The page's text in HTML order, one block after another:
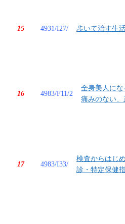
15 4931/I27/ 歩いて治す生
16 4983/F11/2
全身美人に
痛みのない、
17 4983/I33/
検査からはじ
診・特定保健